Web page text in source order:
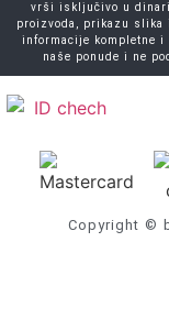
vrši isključivo u
proizvoda, prikazu slika
informacije kompletne
naše ponude i ne
Copyright ©